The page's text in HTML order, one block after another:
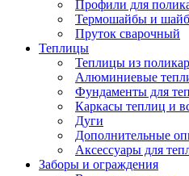
Профили для
Термошайбы и
Пруток сварочный
Теплицы
Теплицы из
Алюминиевые
Фундаменты для
Каркасы теплиц и
Дуги
Дополнительные
Аксессуары для
Заборы и ограждения